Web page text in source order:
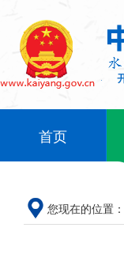
首页
您现在的位置：